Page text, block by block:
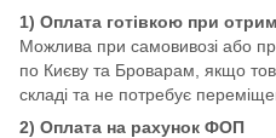
1) Оплата готівкою при
Можлива при самовивозі або
по Києву та Броварам, якщо
складі та не потребує
2) Оплата на рахунок ФОП